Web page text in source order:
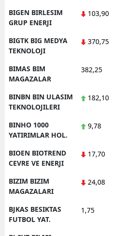
BIGEN BIRLESIM
GRUP ENERJI
103,90
BIGTK BIG MEDYA
TEKNOLOJI
370,75
BIMAS BIM
MAGAZALAR
382,25
BINBN BIN ULASIM
TEKNOLOJILERI
182,10
BINHO 1000
YATIRIMLAR HOL.
9,78
BIOEN BIOTREND
CEVRE VE ENERJI
17,70
BIZIM BIZIM
MAGAZALARI
24,08
BJKAS BESIKTAS
FUTBOL YAT.
1,75